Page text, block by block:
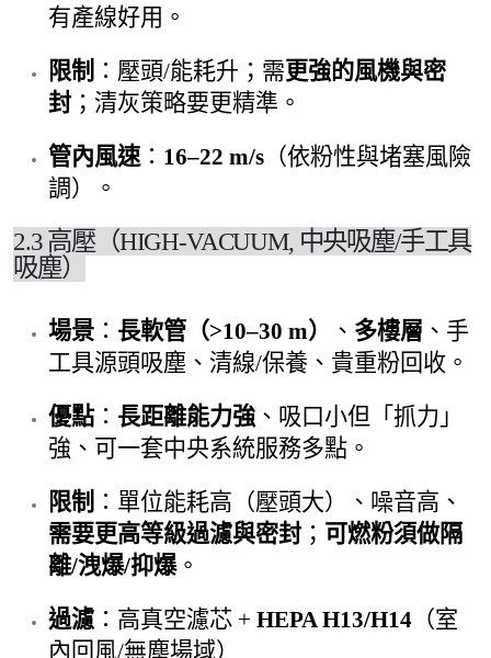
有產線好用。
限制 ：壓頭/能耗升；需更強的風機與密
封 ；清灰策略要更精準。
管內風速 ： 16–22 m/s （依粉性與堵塞風險
調）。
2.3 高壓（HIGH-VACUUM, 中央吸塵/手工具
吸塵）
場景 ： 長軟管（>10–30 m） 、 多樓層 、手
工具源頭吸塵、清線/保養、貴重粉回收。
優點： 長距離能力強 、吸口小但「抓力」
強、可一套中央系統服務多點。
限制 ：單位能耗高（壓頭大）、噪音高、
需要更高等級過濾與密封 ； 可燃粉須做隔
離/洩爆/抑爆。
過濾 ：高真空濾芯 + HEPA H13/H14 （室
內回風/無塵場域）